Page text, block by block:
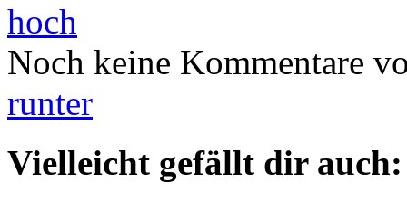
hoch
Noch keine Kommentare
runter
Vielleicht gefällt dir auch: